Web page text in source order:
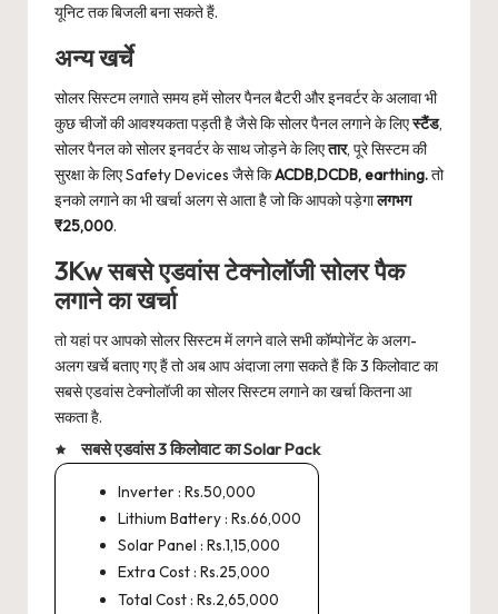
यूनिट तक बिजली बना सकते हैं.
अन्य खर्चे
सोलर सिस्टम लगाते समय हमें सोलर पैनल बैटरी और इनवर्टर के अलावा भी
कुछ चीजों की आवश्यकता पड़ती है जैसे कि सोलर पैनल लगाने के लिएस्टैंड,
सोलर पैनल को सोलर इनवर्टर के साथ जोड़ने के लिएतार, पूरे सिस्टम की
सुरक्षा के लिए Safety Devices जैसे किACDB,DCDB, earthing.तो
इनको लगाने का भी खर्चा अलग से आता है जो कि आपको पड़ेगालगभग
₹25,000.
3Kw सबसे एडवांस टेक्नोलॉजी सोलर पैक
लगाने का खर्चा
तो यहां पर आपको सोलर सिस्टम में लगने वाले सभी कॉम्पोनेंट के अलग-
अलग खर्चे बताए गए हैं तो अब आप अंदाजा लगा सकते हैं कि 3 किलोवाट का
सबसे एडवांस टेक्नोलॉजी का सोलर सिस्टम लगाने का खर्चा कितना आ
सकता है.
सबसे एडवांस 3 किलोवाट का Solar Pack
Inverter : Rs.50,000
Lithium Battery : Rs.66,000
Solar Panel : Rs.1,15,000
Extra Cost : Rs.25,000
Total Cost : Rs.2,65,000